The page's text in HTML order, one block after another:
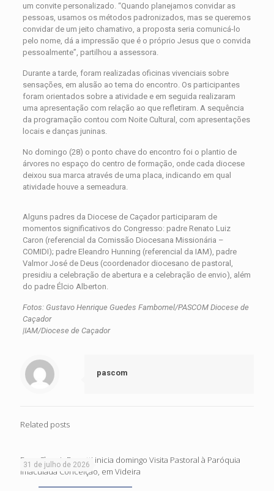
um convite personalizado. “Quando planejamos convidar as
pessoas, usamos os métodos padronizados, mas se queremos
convidar de um jeito chamativo, a proposta seria comunicá-lo
pelo nome, dá a impressão que é o próprio Jesus que o convida
pessoalmente”, partilhou a assessora.
Durante a tarde, foram realizadas oficinas vivenciais sobre
sensações, em alusão ao tema do encontro. Os participantes
foram orientados sobre a atividade e em seguida realizaram
uma apresentação com relação ao que refletiram. A sequência
da programação contou com Noite Cultural, com apresentações
locais e danças juninas.
No domingo (28) o ponto chave do encontro foi o plantio de
árvores no espaço do centro de formação, onde cada diocese
deixou sua marca através de uma placa, indicando em qual
atividade houve a semeadura.
Alguns padres da Diocese de Caçador participaram de
momentos significativos do Congresso: padre Renato Luiz
Caron (referencial da Comissão Diocesana Missionária –
COMIDI); padre Eleandro Hunning (referencial da IAM), padre
Valmor José de Deus (coordenador diocesano de pastoral,
presidiu a celebração de abertura e a celebração de envio), além
do padre Élcio Alberton.
Fotos: Gustavo Henrique Guedes Fambomel/PASCOM Diocese de
Caçador
|IAM/Diocese de Caçador
pascom
Related posts
31 de julho de 2026
Dom Cleocir Bonetti inicia domingo Visita Pastoral à Paróquia
Imaculada Conceição, em Videira